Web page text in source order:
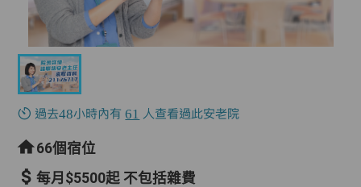
過去48小時內有61 人查看過此安老院
66個宿位
每月$5500起 不包括雜費